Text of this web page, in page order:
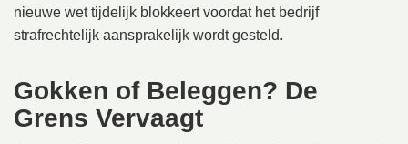
nieuwe wet tijdelijk blokkeert voordat het bedrijf
strafrechtelijk aansprakelijk wordt gesteld.
Gokken of Beleggen? De
Grens Vervaagt